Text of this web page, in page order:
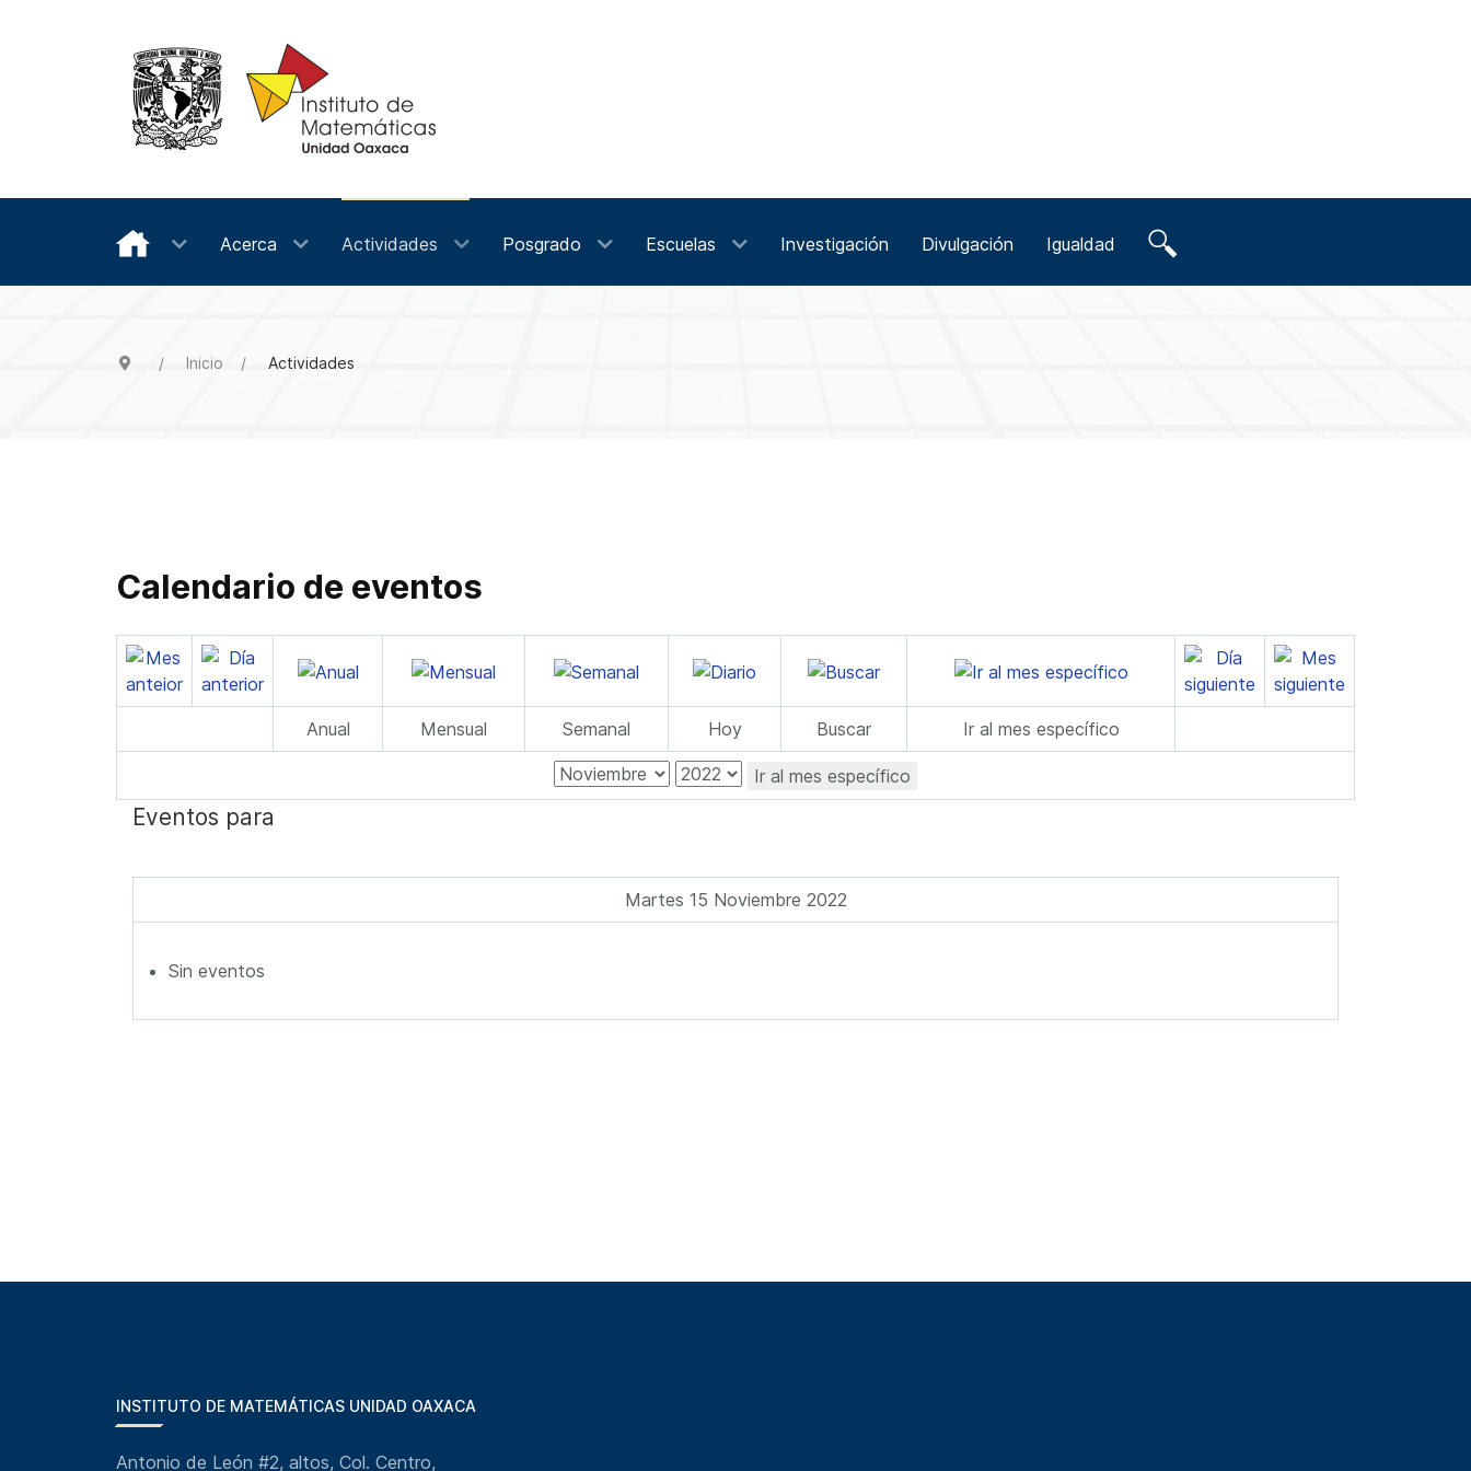
Acerca Actividades Posgrado Escuelas Investigación Divulgación Igualdad
Inicio Actividades
Calendario de eventos
Anual Mensual Semanal Hoy Buscar Ir al mes específico
Ir al mes específico
Eventos para
Martes 15 Noviembre 2022
Sin eventos
INSTITUTO DE MATEMÁTICAS UNIDAD OAXACA
Antonio de León #2, altos, Col. Centro,